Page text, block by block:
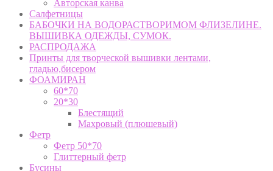
Авторская канва
Салфетницы
БАБОЧКИ НА ВОДОРАСТВОРИМОМ ФЛИЗЕЛИНЕ.
ВЫШИВКА ОДЕЖДЫ, СУМОК.
РАСПРОДАЖА
Принты для творческой вышивки лентами,
гладью,бисером
ФОАМИРАН
60*70
20*30
Блестящий
Махровый (плюшевый)
Фетр
Фетр 50*70
Глиттерный фетр
Бусины